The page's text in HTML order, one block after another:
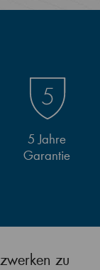
5 Jahre
Garantie
zu